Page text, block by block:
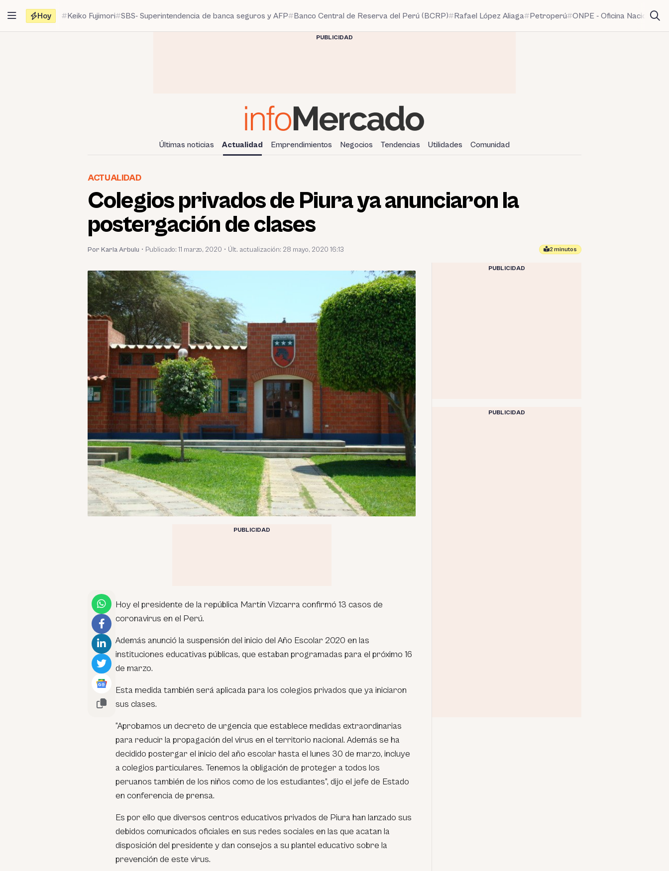
contenido
Hoy Keiko Fujimori SBS- Superintendencia de banca seguros y AFP Banco Central de Reserva del Perú (BCRP) Rafael López Aliaga Petroperú ONPE - Oficina Nacional
PUBLICIDAD
Últimas noticias Actualidad Emprendimientos Negocios Tendencias Utilidades Comunidad
ACTUALIDAD
Colegios privados de Piura ya anunciaron la
postergación de clases
Por Karla Arbulu • Publicado: 11 marzo, 2020 • Últ. actualización: 28 mayo, 2020 16:13 2 minutos
PUBLICIDAD
Hoy el presidente de la república Martín Vizcarra confirmó 13 casos de
coronavirus en el Perú.
Además anunció la suspensión del inicio del Año Escolar 2020 en las
instituciones educativas públicas, que estaban programadas para el próximo 16
de marzo.
Esta medida también será aplicada para los colegios privados que ya iniciaron
sus clases.
“Aprobamos un decreto de urgencia que establece medidas extraordinarias
para reducir la propagación del virus en el territorio nacional. Además se ha
decidido postergar el inicio del año escolar hasta el lunes 30 de marzo, incluye
a colegios particulares. Tenemos la obligación de proteger a todos los
peruanos también de los niños como de los estudiantes”, dijo el jefe de Estado
en conferencia de prensa.
Es por ello que diversos centros educativos privados de Piura han lanzado sus
debidos comunicados oficiales en sus redes sociales en las que acatan la
disposición del presidente y dan consejos a su plantel educativo sobre la
prevención de este virus.
PUBLICIDAD
PUBLICIDAD